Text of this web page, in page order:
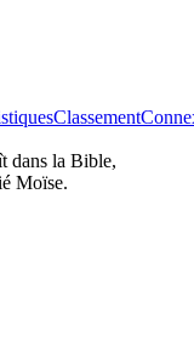
Classement
dans la Bible,
Moïse.